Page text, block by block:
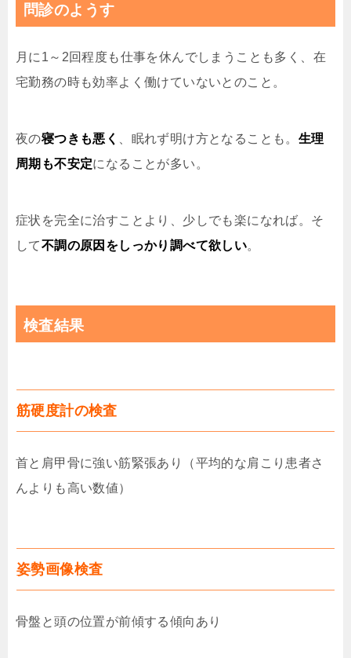
問診のようす
月に1～2回程度も仕事を休んでしまうことも多く、在
宅勤務の時も効率よく働けていないとのこと。
夜の寝つきも悪く 、眠れず明け方となることも。 生理
周期も不安定になることが多い。
症状を完全に治すことより、少しでも楽になれば。そ
して不調の原因をしっかり調べて欲しい。
検査結果
筋硬度計の検査
首と肩甲骨に強い筋緊張あり（平均的な肩こり患者さ
んよりも高い数値）
姿勢画像検査
骨盤と頭の位置が前傾する傾向あり